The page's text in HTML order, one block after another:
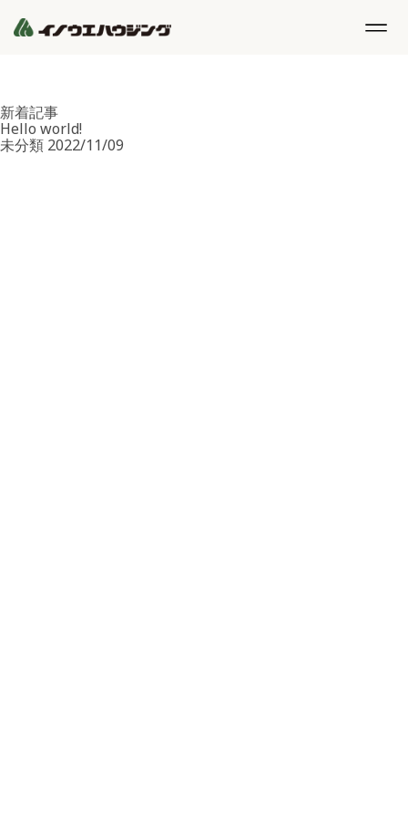
TOP
お知らせ
新着記事
Hello world!
未分類 2022/11/09